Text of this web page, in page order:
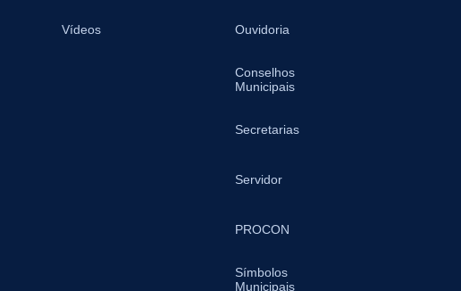
Vídeos Ouvidoria
Conselhos
Municipais
Secretarias
Servidor
PROCON
Símbolos
Municipais